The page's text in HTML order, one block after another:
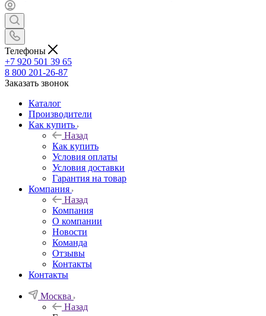
Телефоны
+7 920 501 39 65
8 800 201-26-87
Заказать звонок
Каталог
Производители
Как купить
Назад
Как купить
Условия оплаты
Условия доставки
Гарантия на товар
Компания
Назад
Компания
О компании
Новости
Команда
Отзывы
Контакты
Контакты
Москва
Назад